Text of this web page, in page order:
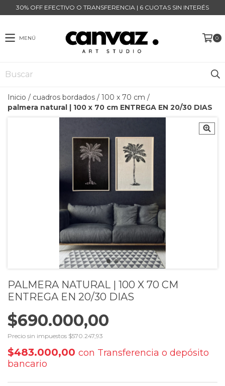
30% OFF EFECTIVO O TRANSFERENCIA | 6 CUOTAS SIN INTERÉS
MENÚ 0
Inicio / cuadros bordados / 100 x 70 cm /
palmera natural | 100 x 70 cm ENTREGA EN 20/30 DIAS
PALMERA NATURAL | 100 X 70 CM
ENTREGA EN 20/30 DIAS
$690.000,00
Precio sin impuestos $570.247,93
$483.000,00 con Transferencia o depósito
bancario